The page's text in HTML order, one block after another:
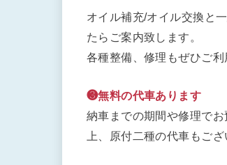
オイル補充/オイル交換と
たらご案内致します。
各種整備、修理もぜひご利
❸無料の代車あります
納車までの期間や修理で
上、原付二種の代車もござ